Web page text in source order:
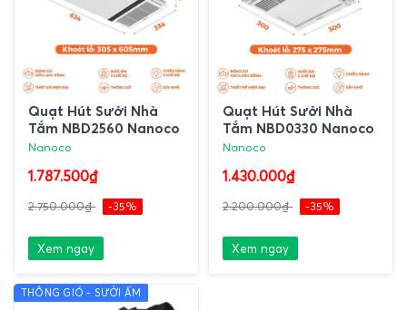
Quạt Hút Sưởi Nhà
Tắm NBD2560 Nanoco
Nanoco
1.787.500₫
2.750.000₫ -35%
Xem ngay
Quạt Hút Sưởi Nhà
Tắm NBD0330 Nanoco
Nanoco
1.430.000₫
2.200.000₫ -35%
Xem ngay
THÔNG GIÓ - SƯỞI ẤM